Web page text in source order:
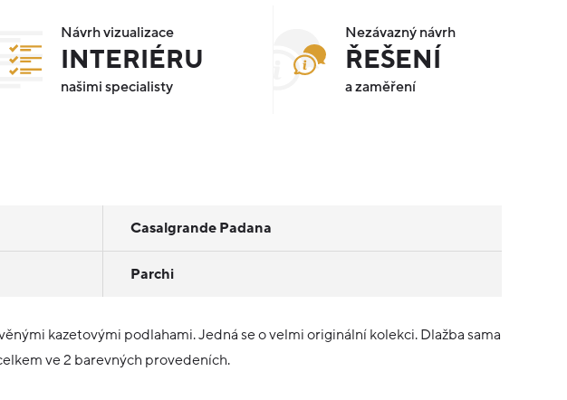
Návrh vizualizace
INTERIÉRU
našimi specialisty
Nezávazný návrh
ŘEŠENÍ
a zaměření
Casalgrande Padana
Parchi
kazetovými podlahami. Jedná se o velmi originální kolekci. Dlažba sama
ve 2 barevných provedeních.